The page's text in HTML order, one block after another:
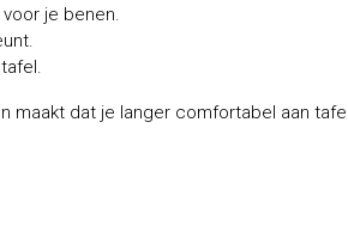
je benen.
maakt dat je langer comfortabel aan